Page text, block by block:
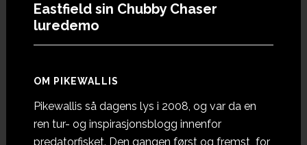
Eastfield sin Chubby Chaser
luredemo
OM PIKEWALLIS
Pikewallis så dagens lys i 2008, og var da en
ren tur- og inspirasjonsblogg innenfor
predatorfisket. Den gangen først og fremst for